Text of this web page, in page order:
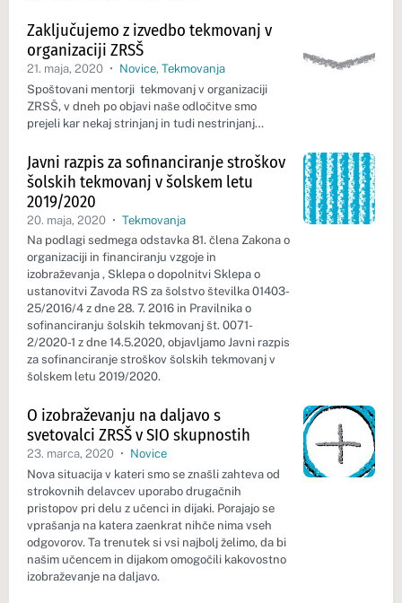
Zaključujemo z izvedbo tekmovanj v
organizaciji ZRSŠ
21. maja, 2020 • Novice, Tekmovanja
Spoštovani mentorji tekmovanj v organizaciji
ZRSŠ, v dneh po objavi naše odločitve smo
prejeli kar nekaj strinjanj in tudi nestrinjanj…
Javni razpis za sofinanciranje stroškov
šolskih tekmovanj v šolskem letu
2019/2020
20. maja, 2020 • Tekmovanja
Na podlagi sedmega odstavka 81. člena Zakona o
organizaciji in financiranju vzgoje in
izobraževanja , Sklepa o dopolnitvi Sklepa o
ustanovitvi Zavoda RS za šolstvo številka 01403-
25/2016/4 z dne 28. 7. 2016 in Pravilnika o
sofinanciranju šolskih tekmovanj št. 0071-
2/2020-1 z dne 14.5.2020, objavljamo Javni razpis
za sofinanciranje stroškov šolskih tekmovanj v
šolskem letu 2019/2020.
O izobraževanju na daljavo s
svetovalci ZRSŠ v SIO skupnostih
23. marca, 2020 • Novice
Nova situacija v kateri smo se znašli zahteva od
strokovnih delavcev uporabo drugačnih
pristopov pri delu z učenci in dijaki. Porajajo se
vprašanja na katera zaenkrat nihče nima vseh
odgovorov. Ta trenutek si vsi najbolj želimo, da bi
našim učencem in dijakom omogočili kakovostno
izobraževanje na daljavo.